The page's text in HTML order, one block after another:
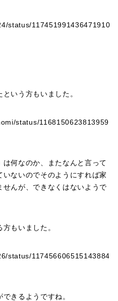
status/117451991436471910
いう方もいました。
status/1168150623813959
何なのか、またなんと言って
ないのでそのようにすれば家
んが、できなくはないようで
もいました。
status/117456606515143884
きるようですね。